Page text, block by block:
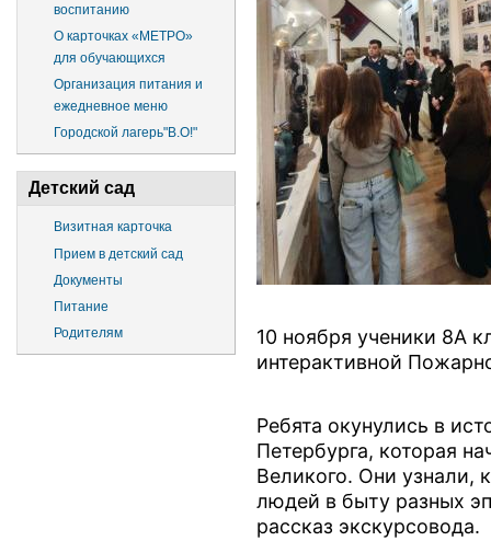
воспитанию
О карточках «МЕТРО»
для обучающихся
Организация питания и
ежедневное меню
Городской лагерь"В.О!"
Детский сад
Визитная карточка
Прием в детский сад
Документы
Питание
Родителям
10 ноября ученики 8А
интерактивной
Ребята окунулись в
Петербурга, которая
Великого. Они узнали,
людей в быту разных
рассказ экскурсовода.